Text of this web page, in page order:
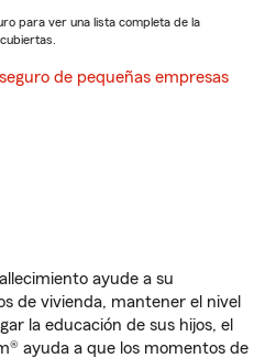
para ver una lista completa de la
seguro de pequeñas empresas
ayude a su
de vivienda, mantener el nivel
la educación de sus hijos, el
ayuda a que los momentos de